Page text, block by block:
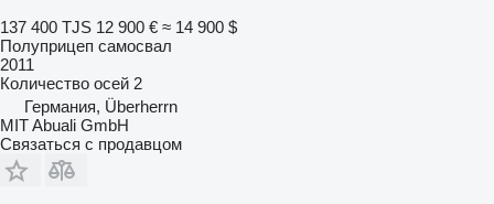
137 400 TJS 12 900 € ≈ 14 900 $
Полуприцеп самосвал
2011
Количество осей 2
Германия, Überherrn
MIT Abuali GmbH
Связаться с продавцом